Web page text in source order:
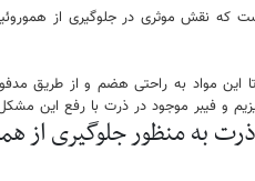
که نقش موثری در جلوگیری از
مواد به راحتی هضم و از طریق
و فیبر موجود در ذرت با رفع این
به منظور جلوگیری از